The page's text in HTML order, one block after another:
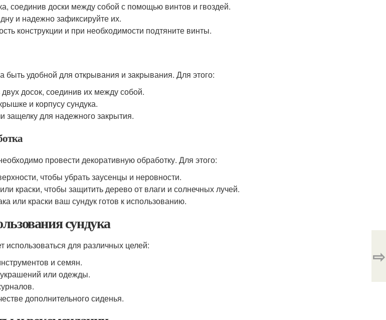
соединив доски между собой с помощью винтов и гвоздей.
и надежно зафиксируйте их.
конструкции и при необходимости подтяните винты.
быть удобной для открывания и закрывания. Для этого:
досок, соединив их между собой.
и корпусу сундука.
защелку для надежного закрытия.
провести декоративную обработку. Для этого:
чтобы убрать заусенцы и неровности.
краски, чтобы защитить дерево от влаги и солнечных лучей.
или краски ваш сундук готов к использованию.
сундука
использоваться для различных целей:
и семян.
или одежды.
дополнительного сиденья.
⇨